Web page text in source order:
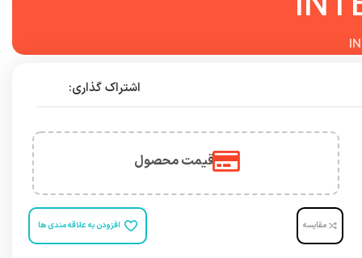
اشتراک گذاری:
قیمت محصول
مقایسه افزودن به علاقه مندی ها